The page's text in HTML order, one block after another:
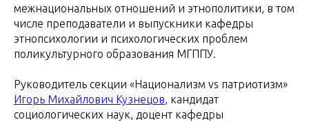
межнациональных отношений и этнополитики, в том
числе преподаватели и выпускники кафедры
этнопсихологии и психологических проблем
поликультурного образования МГППУ.
Руководитель секции «Национализм vs патриотизм»
Игорь Михайлович Кузнецов, кандидат
социологических наук, доцент кафедры